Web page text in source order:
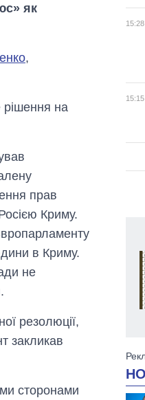
як
,
на
прав
Криму.
в Криму.
не
резолюції,
закликав
сторонами
15:28
15:15
Економіка ШІ-
гігантів: скільки
Anthropic